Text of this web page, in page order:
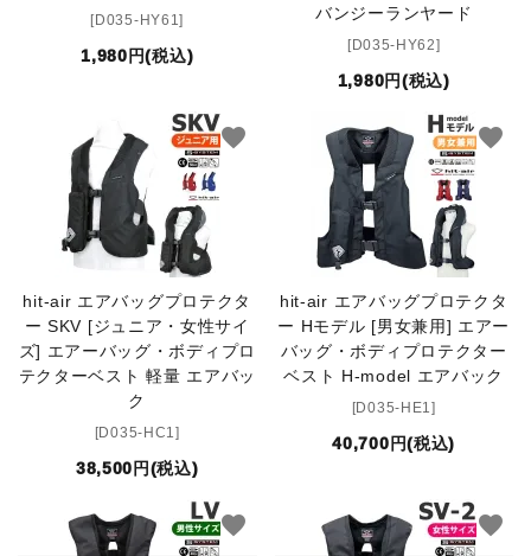
ホルター・ロープ
手入れ用品・厩舎用品
鞍・サドル用品・腹帯
馬着
調教用具
セット品
馬グッズ・アクセサリー
[D035-HY61]
1,980円(税込)
バンジーランヤード
[D035-HY62]
1,980円(税込)
hit-air エアバッグプロテクタ
ー SKV [ジュニア・女性サイ
ズ] エアーバッグ・ボディプロ
テクターベスト 軽量 エアバッ
ク
[D035-HC1]
38,500円(税込)
favorite
hit-air エアバッグプロテクタ
ー Hモデル [男女兼用] エアー
バッグ・ボディプロテクター
ベスト H-model エアバック
[D035-HE1]
40,700円(税込)
favorite
favorite favorite